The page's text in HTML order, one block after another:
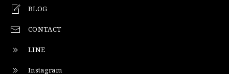
BLOG
CONTACT
LINE
Instagram